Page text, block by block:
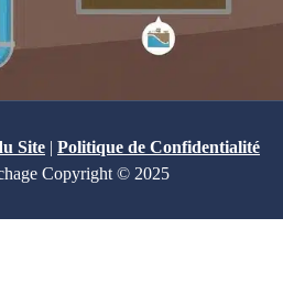
Site | Politique de Confidentialité
Copyright © 2025